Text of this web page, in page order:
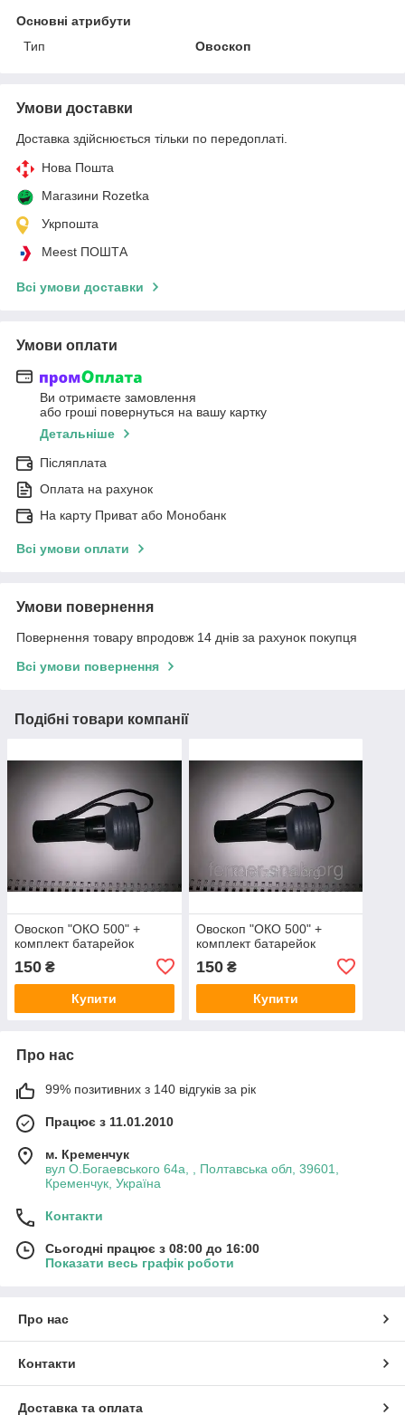
Основні атрибути
Тип
Овоскоп
Умови доставки
Доставка здійснюється тільки по передоплаті.
Нова Пошта
Магазини Rozetka
Укрпошта
Meest ПОШТА
Всі умови доставки
Умови оплати
Ви отримаєте замовлення
або гроші повернуться на вашу картку
Детальніше
Післяплата
Оплата на рахунок
На карту Приват або Монобанк
Всі умови оплати
Умови повернення
Повернення товару впродовж 14 днів за рахунок покупця
Всі умови повернення
Подібні товари компанії
Овоскоп "ОКО 500" +
комплект батарейок
150 ₴
Купити
Овоскоп "ОКО 500" +
комплект батарейок
150₴
Купити
Про нас
99% позитивних з 140 відгуків за рік
Працює з 11.01.2010
м. Кременчук
вул О.Богаевського 64а, , Полтавська обл, 39601,
Кременчук, Україна
Контакти
Сьогодні працює з 08:00 до 16:00
Показати весь графік роботи
Про нас
Контакти
Доставка та оплата